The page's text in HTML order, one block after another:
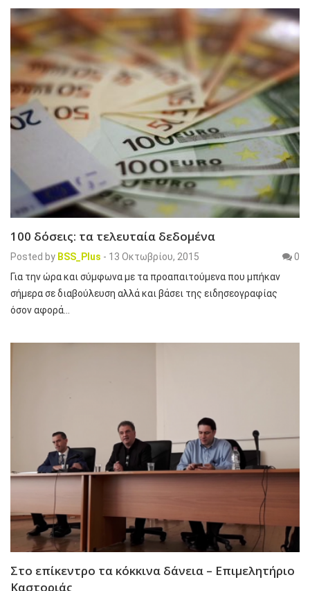
100 δόσεις: τα τελευταία δεδομένα
Posted by BSS_Plus - 13 Οκτωβρίου, 2015
0
Για την ώρα και σύμφωνα με τα προαπαιτούμενα που μπήκαν
σήμερα σε διαβούλευση αλλά και βάσει της ειδησεογραφίας
όσον αφορά…
Στο επίκεντρο τα κόκκινα δάνεια – Επιμελητήριο
Καστοριάς